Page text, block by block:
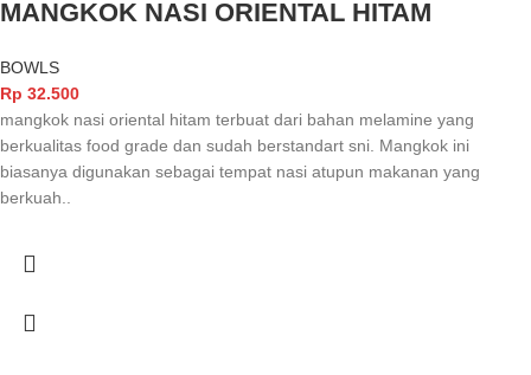
MANGKOK NASI ORIENTAL HITAM
BOWLS
Rp 32.500
mangkok nasi oriental hitam terbuat dari bahan melamine yang
berkualitas food grade dan sudah berstandart sni. Mangkok ini
biasanya digunakan sebagai tempat nasi atupun makanan yang
berkuah..